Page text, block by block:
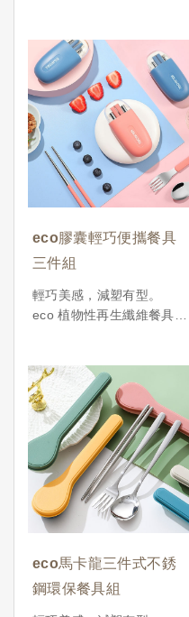
eco膠囊輕巧便攜餐具
三件組
輕巧美感，減塑有型。
eco 植物性再生纖維餐具組
解，是兼顧環保與日常實用
的理想選擇。每組包含湯
匙、叉子、餐刀與收納盒，
適合放入包包隨身攜帶，方
便日常外食或出差旅行使
用。
不論是作為自用的綠色生活
起點，還是作為企業送禮表
現永續理念，都是一份傳遞
用心與責任的好選擇。產品
訂價︱NT.100~120
最低訂購量︱300 pcs
eco馬卡龍三件式不銹
鋼環保餐具組